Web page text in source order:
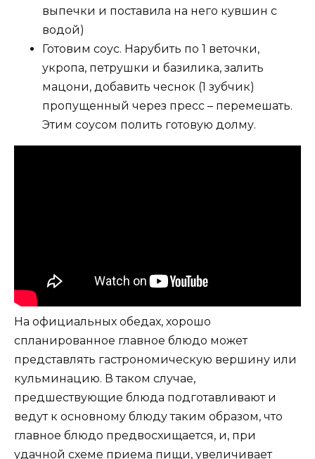
выпечки и поставила на него кувшин с
водой)
Готовим соус. Нарубить по 1 веточки,
укропа, петрушки и базилика, залить
мацони, добавить чеснок (1 зубчик)
пропущенный через пресс – перемешать.
Этим соусом полить готовую долму.
На официальных обедах, хорошо
спланированное главное блюдо может
представлять гастрономическую вершину или
кульминацию. В таком случае,
предшествующие блюда подготавливают и
ведут к основному блюду таким образом, что
главное блюдо предвосхищается, и, при
удачной схеме приема пищи, увеличивает